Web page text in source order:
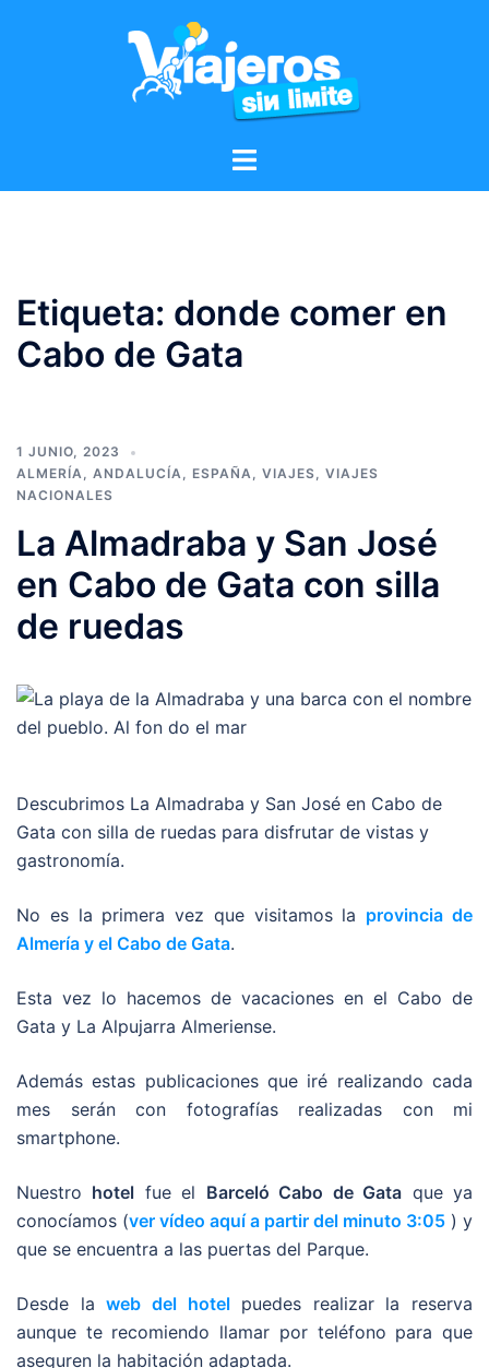
Etiqueta: donde comer en
Cabo de Gata
1 JUNIO, 2023
ALMERÍA, ANDALUCÍA, ESPAÑA, VIAJES, VIAJES
NACIONALES
La Almadraba y San José
en Cabo de Gata con silla
de ruedas
Descubrimos La Almadraba y San José en Cabo de
Gata con silla de ruedas para disfrutar de vistas y
gastronomía.
No es la primera vez que visitamos la provincia de
Almería y el Cabo de Gata.
Esta vez lo hacemos de vacaciones en el Cabo de
Gata y La Alpujarra Almeriense.
Además estas publicaciones que iré realizando cada
mes serán con fotografías realizadas con mi
smartphone.
Nuestro hotel fue el Barceló Cabo de Gata que ya
conocíamos (ver vídeo aquí a partir del minuto 3:05 ) y
que se encuentra a las puertas del Parque.
Desde laweb del hotelpuedes realizar la reserva
aunque te recomiendo llamar por teléfono para que
aseguren la habitación adaptada.